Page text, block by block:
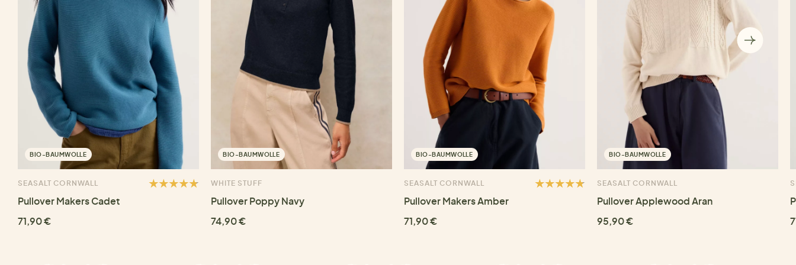
BIO-BAUMWOLLE
SEASALT CORNWALL
Pullover Makers Cadet
71,90 €
BIO-BAUMWOLLE
WHITE STUFF
Pullover Poppy Navy
74,90 €
BIO-BAUMWOLLE
SEASALT CORNWALL
Pullover Makers Amber
71,90 €
BIO-BAUMWOLLE
SEASALT CORNWALL
Pullover Applewood Aran
95,90 €